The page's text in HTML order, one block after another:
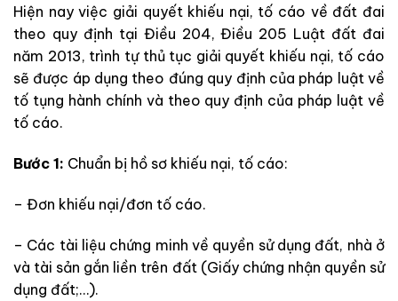
Hiện nay việc giải quyết khiếu nại, tố cáo về đất đai
theo quy định tại Điều 204, Điều 205 Luật đất đai
năm 2013, trình tự thủ tục giải quyết khiếu nại, tố cáo
sẽ được áp dụng theo đúng quy định của pháp luật về
tố tụng hành chính và theo quy định của pháp luật về
tố cáo.
Bước 1: Chuẩn bị hồ sơ khiếu nại, tố cáo:
– Đơn khiếu nại/đơn tố cáo.
– Các tài liệu chứng minh về quyền sử dụng đất, nhà ở
và tài sản gắn liền trên đất (Giấy chứng nhận quyền sử
dụng đất;…).